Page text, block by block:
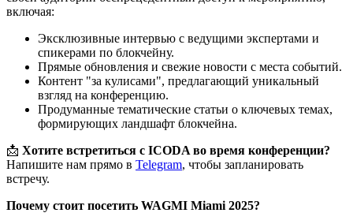
включая:
Эксклюзивные интервью с ведущими экспертами и
спикерами по блокчейну.
Прямые обновления и свежие новости с места событий.
Контент "за кулисами", предлагающий уникальный
взгляд на конференцию.
Продуманные тематические статьи о ключевых темах,
формирующих ландшафт блокчейна.
📩 Хотите встретиться с ICODA во время конференции?
Напишите нам прямо в Telegram, чтобы запланировать
встречу.
Почему стоит посетить WAGMI Miami 2025?